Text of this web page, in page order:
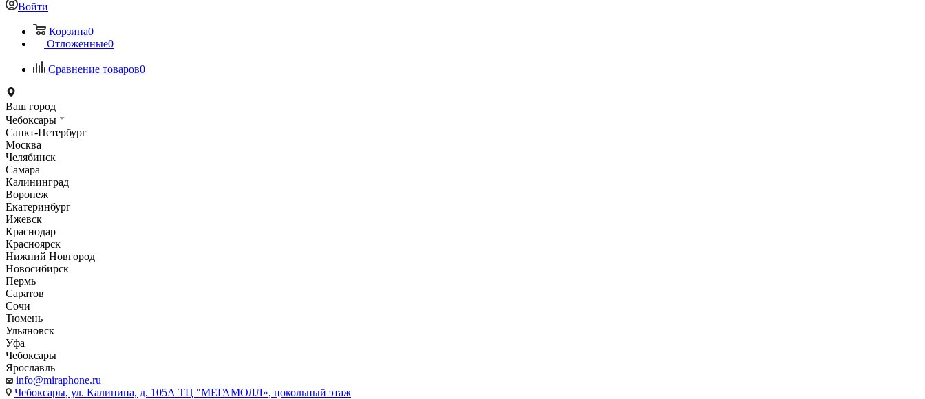
Войти
Корзина0
Отложенные0
Сравнение товаров0
Ваш город
Чебоксары
Санкт-Петербург
Москва
Челябинск
Самара
Калининград
Воронеж
Екатеринбург
Ижевск
Краснодар
Красноярск
Нижний Новгород
Новосибирск
Пермь
Саратов
Сочи
Тюмень
Ульяновск
Уфа
Чебоксары
Ярославль
info@miraphone.ru
Чебоксары, ул. Калинина, д. 105А ТЦ "МЕГАМОЛЛ», цокольный этаж